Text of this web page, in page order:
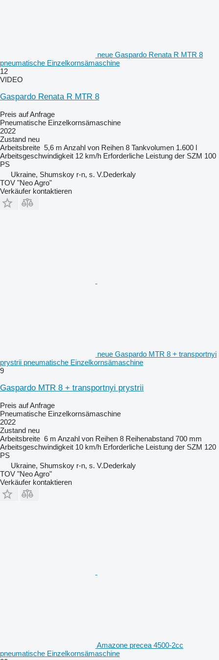
neue Gaspardo Renata R MTR 8
pneumatische Einzelkornsämaschine
12
VIDEO
Gaspardo Renata R MTR 8
Preis auf Anfrage
Pneumatische Einzelkornsämaschine
2022
Zustand neu
Arbeitsbreite 5,6 m Anzahl von Reihen 8 Tankvolumen 1.600 l
Arbeitsgeschwindigkeit 12 km/h Erforderliche Leistung der SZM 100
PS
Ukraine, Shumskoy r-n, s. V.Dederkaly
TOV "Neo Agro"
Verkäufer kontaktieren
neue Gaspardo MTR 8 + transportnyi
prystrii pneumatische Einzelkornsämaschine
9
Gaspardo MTR 8 + transportnyi prystrii
Preis auf Anfrage
Pneumatische Einzelkornsämaschine
2022
Zustand neu
Arbeitsbreite 6 m Anzahl von Reihen 8 Reihenabstand 700 mm
Arbeitsgeschwindigkeit 10 km/h Erforderliche Leistung der SZM 120
PS
Ukraine, Shumskoy r-n, s. V.Dederkaly
TOV "Neo Agro"
Verkäufer kontaktieren
Amazone precea 4500-2cc
pneumatische Einzelkornsämaschine